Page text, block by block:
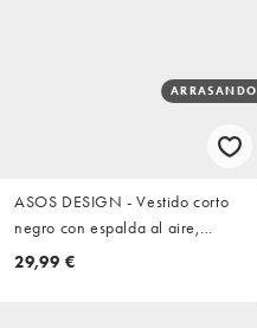
ARRASANDO
ASOS DESIGN - Vestido corto
negro con espalda al aire,
mangas efecto cascada y lateral
29,99 €